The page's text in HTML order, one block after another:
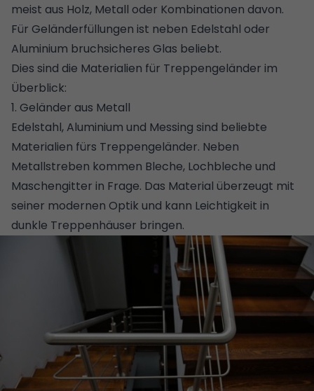
meist aus Holz, Metall oder Kombinationen davon.
Für Geländerfüllungen ist neben Edelstahl oder
Aluminium bruchsicheres Glas beliebt.
Dies sind die Materialien für Treppengeländer im
Überblick:
1. Geländer aus Metall
Edelstahl, Aluminium und Messing sind beliebte
Materialien fürs Treppengeländer. Neben
Metallstreben kommen Bleche, Lochbleche und
Maschengitter in Frage. Das Material überzeugt mit
seiner modernen Optik und kann Leichtigkeit in
dunkle Treppenhäuser bringen.